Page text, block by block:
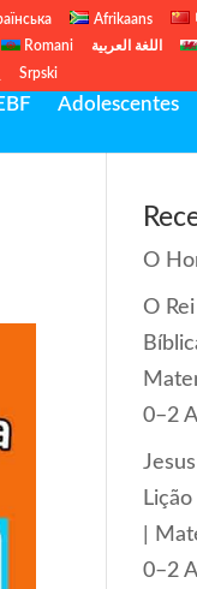
Afrikaans
Romani
اللغة العربية
Srpski
Adolescentes
O
O
0–2
|
0–2